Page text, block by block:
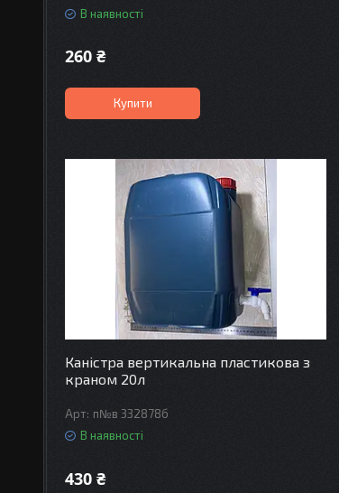
В наявності
260 ₴
Купити
Каністра вертикальна пластикова з
краном 20л
п№в 332878б
В наявності
430 ₴